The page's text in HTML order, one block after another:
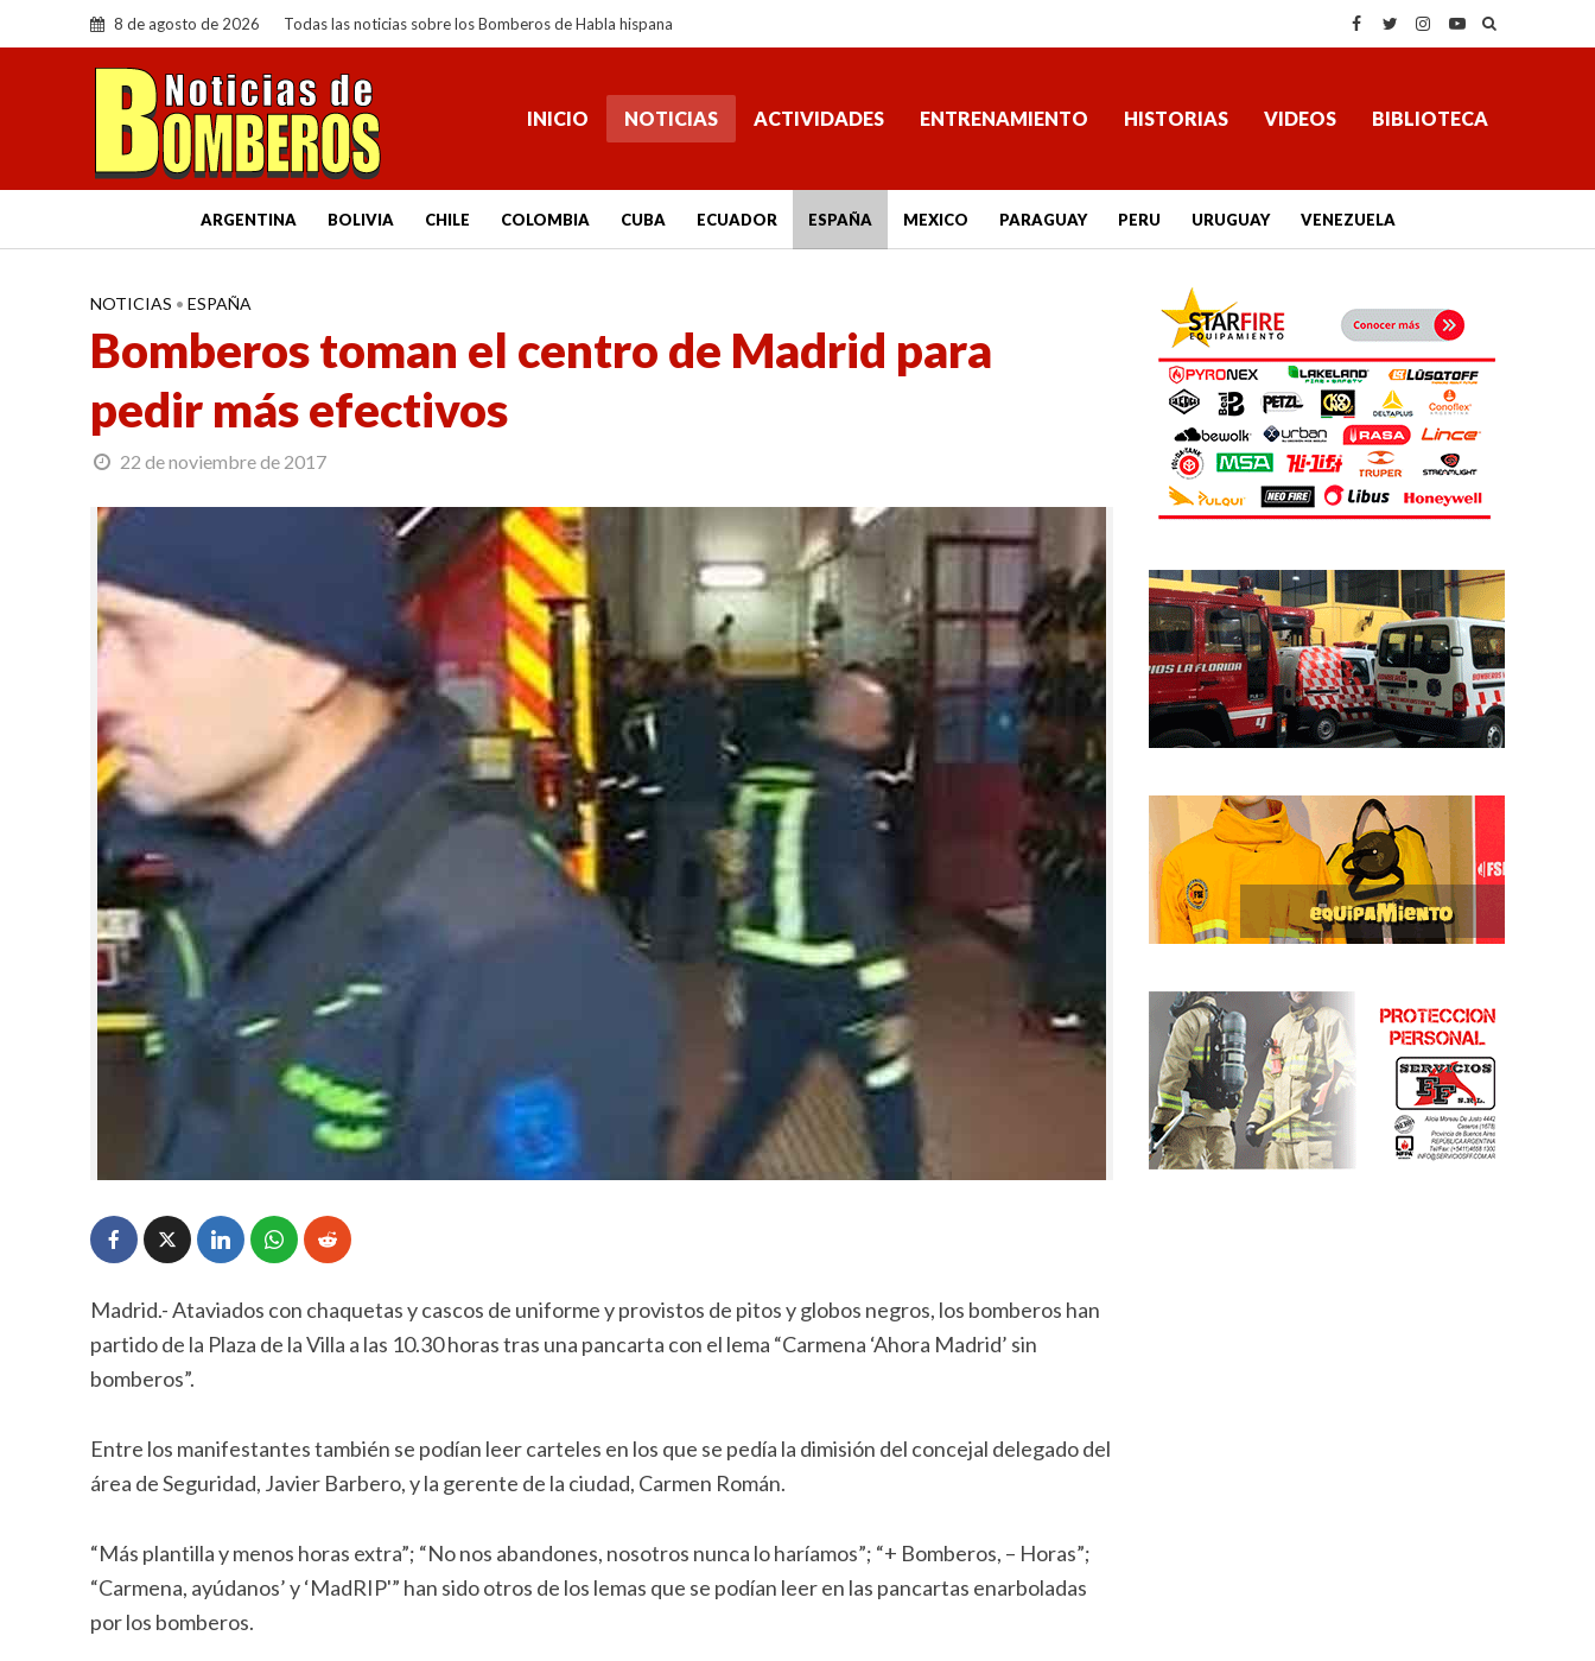
8 de agosto de 2026 Todas las noticias sobre los Bomberos de Habla hispana
INICIO NOTICIAS ACTIVIDADES ENTRENAMIENTO HISTORIAS VIDEOS BIBLIOTECA
ARGENTINA BOLIVIA CHILE COLOMBIA CUBA ECUADOR ESPAÑA MEXICO PARAGUAY PERU URUGUAY VENEZUELA
NOTICIAS • ESPAÑA
Bomberos toman el centro de Madrid para
pedir más efectivos
22 de noviembre de 2017
Madrid.- Ataviados con chaquetas y cascos de uniforme y provistos de pitos y globos negros, los bomberos han
partido de la Plaza de la Villa a las 10.30 horas tras una pancarta con el lema “Carmena ‘Ahora Madrid’ sin
bomberos”.
Entre los manifestantes también se podían leer carteles en los que se pedía la dimisión del concejal delegado del
área de Seguridad, Javier Barbero, y la gerente de la ciudad, Carmen Román.
“Más plantilla y menos horas extra”; “No nos abandones, nosotros nunca lo haríamos”; “+ Bomberos, – Horas”;
“Carmena, ayúdanos’ y ‘MadRIP'” han sido otros de los lemas que se podían leer en las pancartas enarboladas
por los bomberos.